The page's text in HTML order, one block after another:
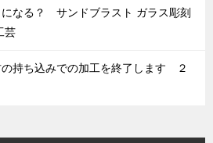
なる？ サンドブラスト ガラス彫刻
芸
持ち込みでの加工を終了します ２